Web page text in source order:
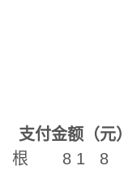
金额（元）
根 8 1 8